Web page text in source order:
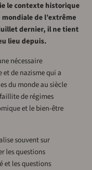
le contexte historique
de l’extrême
dernier, il ne tient
lieu depuis.
nécessaire
de nazisme qui a
du monde au siècle
de régimes
et le bien-être
souvent sur
les questions
et les questions